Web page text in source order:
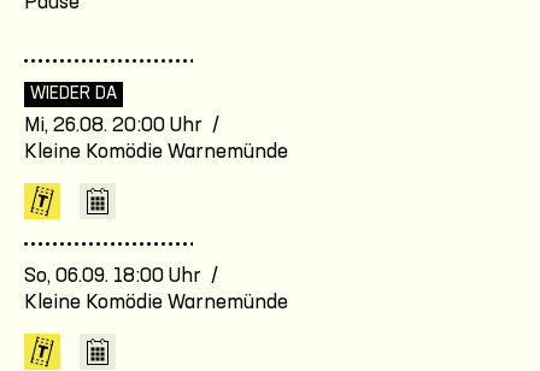
WIEDER DA
Mi, 26.08. 20:00 Uhr /
Kleine Komödie Warnemünde
So, 06.09. 18:00 Uhr /
Kleine Komödie Warnemünde